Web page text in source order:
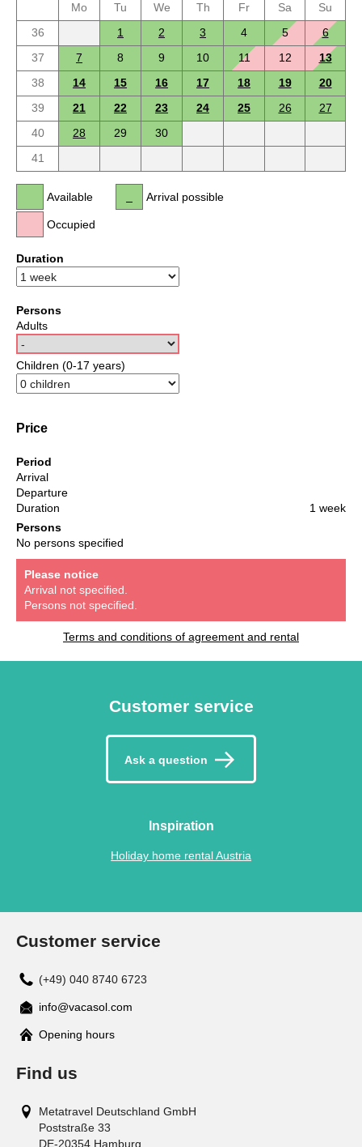
Mo
Tu We Th Fr Sa
Su
36
1 2 3 4 5
6
37
7 8 9 10 11 12
13
38
14 15 16 17 18 19
20
39
21 22 23 24 25 26
27
40
28 29
30
41
Available
Occupied
Arrival possible
Duration
Persons
Adults
Children (0-17 years)
Price
Period
Arrival
Departure
Duration
1 week
Persons
No persons specified
Please notice
Arrival not specified.
Persons not specified.
Terms and conditions of agreement and rental
Customer service
Ask a question
Inspiration
Holiday home rental Austria
Customer service
(+49) 040 8740 6723
info@vacasol.com
Opening hours
Find us
Metatravel Deutschland GmbH
Poststraße 33
DE-20354 Hamburg